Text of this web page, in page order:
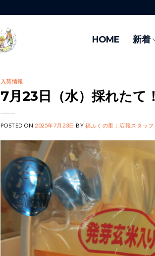
HOME 新着
入荷情報
7月23日（水）採れたて！
POSTED ON 2025年7月23日 BY 福ふくの里：広報スタッフ